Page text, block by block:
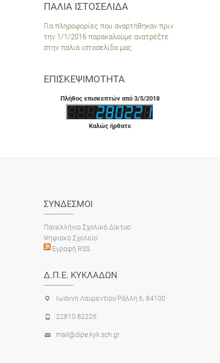
ΠΑΛΙΆ ΙΣΤΟΣΕΛΊΔΑ
Για πληροφορίες που αναρτήθηκαν πριν
την 1/1/2016 παρακαλούμε ανατρέξτε
στην παλιά ιστοσελίδα μας
ΕΠΙΣΚΕΨΙΜΌΤΗΤΑ
Πλήθος επισκεπτών από 3/5/2018
Καλώς ήρθατε
ΣΎΝΔΕΣΜΟΙ
Πανελλήνιο Σχολικό Δίκτυο
Ψηφιακό Σχολείο
Εγραφή RSS
Δ.Π.Ε. ΚΥΚΛΆΔΩΝ
Ιωάννη Λαυρεντίου Ράλλη 6, 84100
22810 82226
mail@dipe.kyk.sch.gr